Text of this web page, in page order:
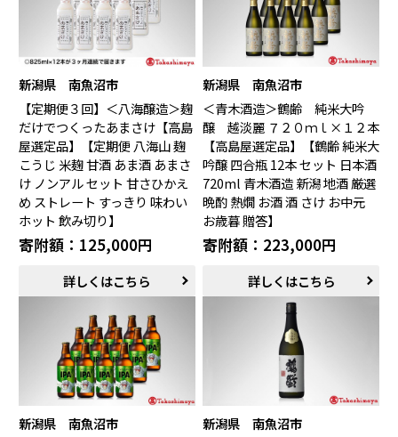
新潟県 南魚沼市
【定期便３回】＜八海醸造＞麹
だけでつくったあまさけ【高島
屋選定品】【定期便 八海山 麹
こうじ 米麹 甘酒 あま酒 あまさ
け ノンアル セット 甘さひかえ
め ストレート すっきり 味わい
ホット 飲み切り】
寄附額：125,000円
詳しくはこちら
新潟県 南魚沼市
＜青木酒造＞鶴齢 純米大吟
醸 越淡麗 ７２０ｍｌ×１２本
【高島屋選定品】【鶴齢 純米大
吟醸 四合瓶 12本 セット 日本酒
720ml 青木酒造 新潟 地酒 厳選
晩酌 熱燗 お酒 酒 さけ お中元
お歳暮 贈答】
寄附額：223,000円
詳しくはこちら
新潟県 南魚沼市
新潟県 南魚沼市